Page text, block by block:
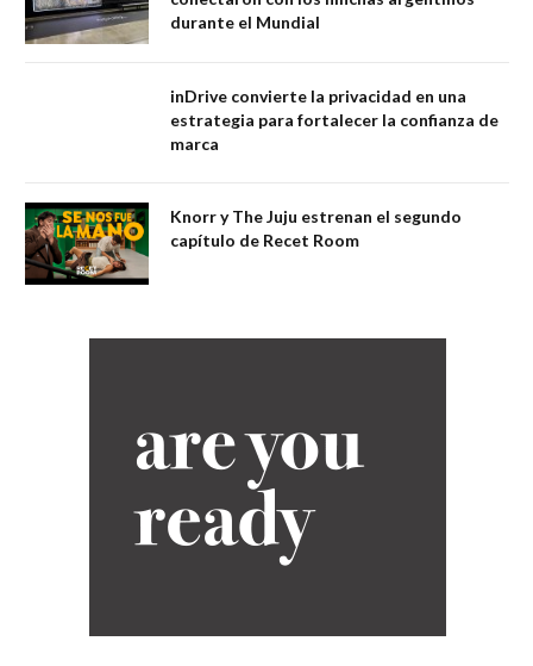
durante el Mundial
inDrive convierte la privacidad en una
estrategia para fortalecer la confianza de
marca
Knorr y The Juju estrenan el segundo
capítulo de Recet Room